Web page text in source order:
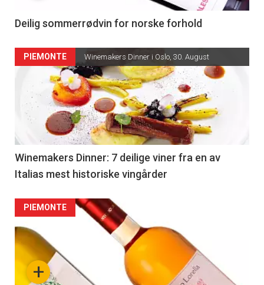
Deilig sommerrødvin for norske forhold
PIEMONTE Winemakers Dinner i Oslo, 30. August
Winemakers Dinner: 7 deilige viner fra en av
Italias mest historiske vingårder
+
PIEMONTE